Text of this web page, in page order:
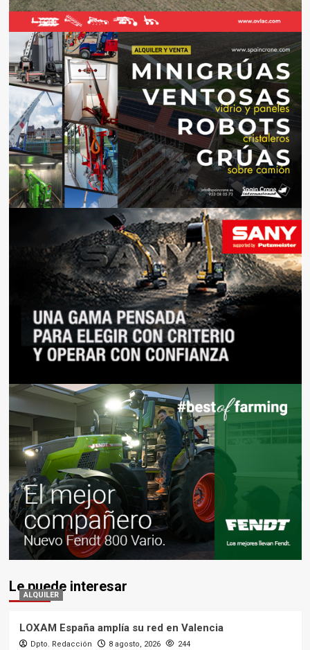
Le puede interesar
ALQUILER
LOXAM España amplía su red en Valencia
Dpto. Redacción 8 agosto, 2026 244